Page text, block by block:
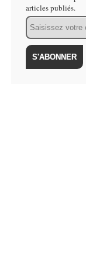
articles publiés.
Email